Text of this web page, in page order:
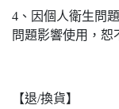
4、因個人衛生問
問題影響使用，恕
【退/換貨】